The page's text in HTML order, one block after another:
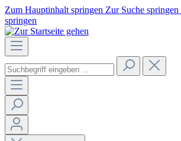
Zum Hauptinhalt springen Zur Suche springen
springen